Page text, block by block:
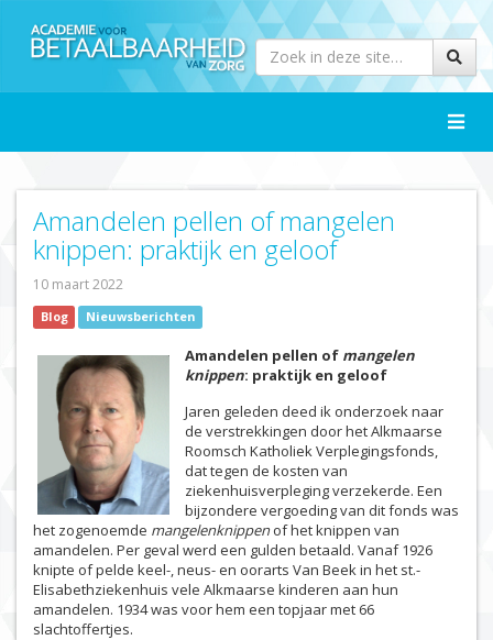
Toggle
Amandelen pellen of mangelen
knippen: praktijk en geloof
10 maart 2022
Blog Nieuwsberichten
Amandelen pellen of mangelen
knippen: praktijk en geloof
Jaren geleden deed ik onderzoek naar
de verstrekkingen door het Alkmaarse
Roomsch Katholiek Verplegingsfonds,
dat tegen de kosten van
ziekenhuisverpleging verzekerde. Een
bijzondere vergoeding van dit fonds was
het zogenoemde mangelenknippenof het knippen van
amandelen. Per geval werd een gulden betaald. Vanaf 1926
knipte of pelde keel-, neus- en oorarts Van Beek in het st.-
Elisabethziekenhuis vele Alkmaarse kinderen aan hun
amandelen. 1934 was voor hem een topjaar met 66
slachtoffertjes.